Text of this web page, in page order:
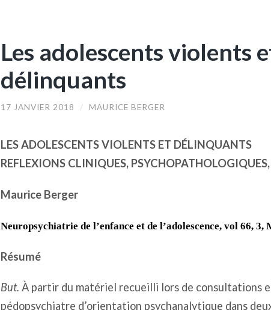
Les adolescents violents
délinquants
17 JANVIER 2018 / MAURICE BERGER
LES ADOLESCENTS VIOLENTS ET DÉLINQUANTS
REFLEXIONS CLINIQUES,
Maurice Berger
Neuropsychiatrie de l’enfance et de l’adolescence, vol 66, 3,
Résumé
But. À partir du matériel recueilli lors de consultations
pédopsychiatre d’orientation psychanalytique dans